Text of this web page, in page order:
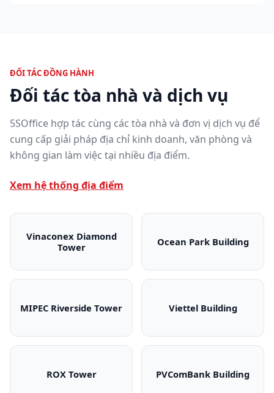
ĐỐI TÁC ĐỒNG HÀNH
Đối tác tòa nhà và dịch vụ
5SOffice hợp tác cùng các tòa nhà và đơn vị dịch vụ để
cung cấp giải pháp địa chỉ kinh doanh, văn phòng và
không gian làm việc tại nhiều địa điểm.
Xem hệ thống địa điểm
Vinaconex Diamond
TowerVinaconex Diamond Tower
Ocean Park Building
Ocean Park
MIPEC Riverside Tower
MIPEC Riverside Tower
Viettel Building
Viettel Building
ROX Tower
ROX Tower
PVComBank Building
PVComBank